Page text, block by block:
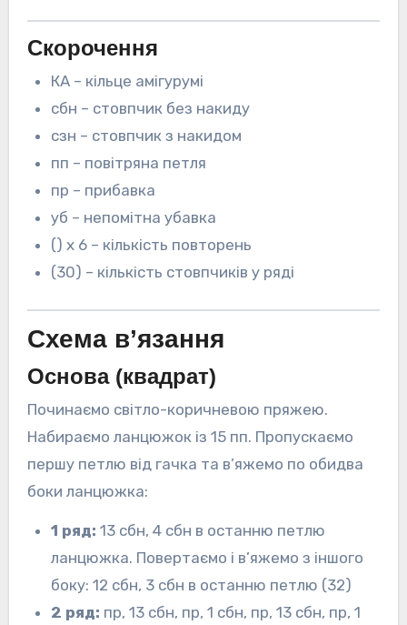
Скорочення
КА – кільце амігурумі
сбн – стовпчик без накиду
сзн – стовпчик з накидом
пп – повітряна петля
пр – прибавка
уб – непомітна убавка
() х 6 – кількість повторень
(30) – кількість стовпчиків у ряді
Схема в’язання
Основа (квадрат)
Починаємо світло-коричневою пряжею.
Набираємо ланцюжок із 15 пп. Пропускаємо
першу петлю від гачка та в’яжемо по обидва
боки ланцюжка:
1 ряд: 13 сбн, 4 сбн в останню петлю
ланцюжка. Повертаємо і в’яжемо з іншого
боку: 12 сбн, 3 сбн в останню петлю (32)
2 ряд: пр, 13 сбн, пр, 1 сбн, пр, 13 сбн, пр, 1